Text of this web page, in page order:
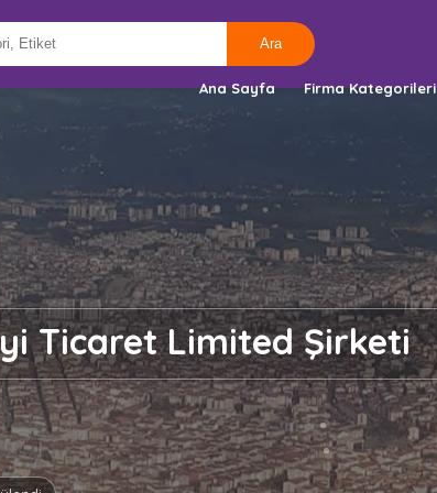
Ana Sayfa Firma Kategorileri
Ticaret Limited Şirketi